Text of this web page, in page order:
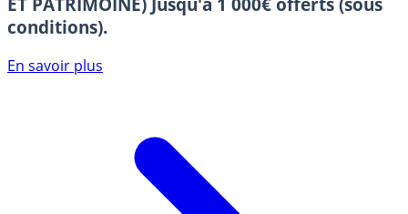
conditions).
En savoir plus